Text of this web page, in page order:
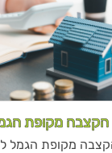
הקצבה מקופת
מקופת הגמל